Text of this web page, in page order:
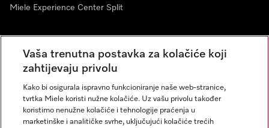
Miele Experience Center Split
Newsletter
Vaša trenutna postavka za kolačiće koji
zahtijevaju privolu
Kako bi osigurala ispravno funkcioniranje naše web-stranice,
tvrtka Miele koristi nužne kolačiće. Uz vašu privolu također
koristimo nenužne kolačiće i tehnologije praćenja u
marketinške i analitičke svrhe, uključujući kolačiće trećih